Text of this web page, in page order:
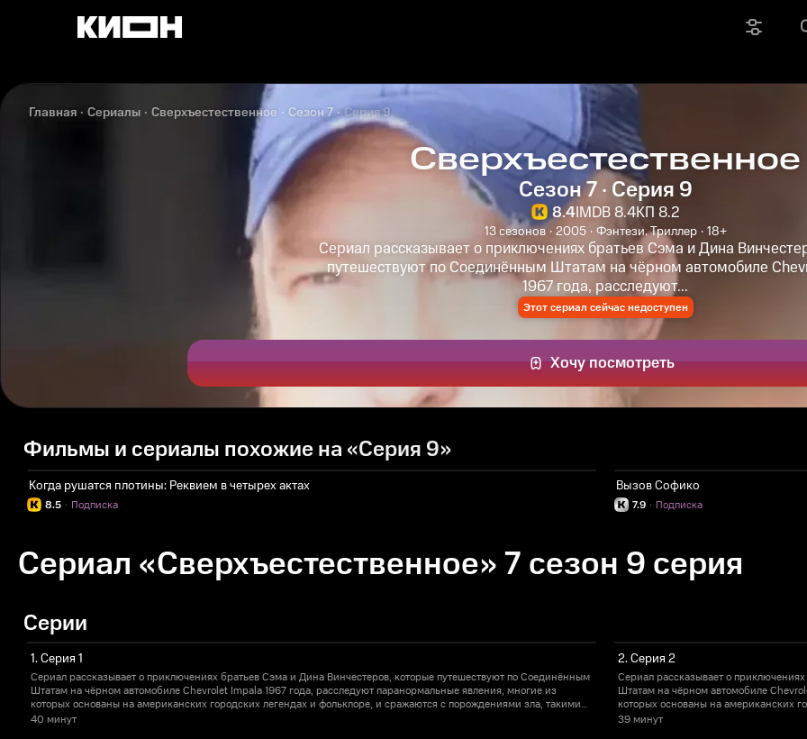
Главная Сериалы Сверхъестественное Сезон 7 Серия 9
Сверхъестественное
Сезон 7 · Серия 9
8.4IMDB 8.4КП 8.2
13 сезонов 2005 Фэнтези, Триллер 18+
Сериал рассказывает о приключениях братьев Сэма и Дина
путешествуют по Соединённым Штатам на чёрном автомобиле
1967 года, расследуют...
Этот сериал сейчас недоступен
Хочу посмотреть
Фильмы и сериалы похожие на «Серия 9»
Когда рушатся плотины: Реквием в четырех актах
8.5 Подписка
·
Вызов Софико
7.9 Подписка
·
Сериал «Сверхъестественное» 7 сезон 9 серия
Серии
1. Серия 1
Сериал рассказывает о приключениях братьев Сэма и Дина Винчестеров, которые путешествуют по Соединённым
Штатам на чёрном автомобиле Chevrolet Impala 1967 года, расследуют паранормальные явления, многие из
которых основаны на американских городских легендах и фольклоре, и сражаются с порождениями зла, такими
как демоны и призраки.
40 минут
2. Серия 2
Сериал рассказывает о
Штатам на чёрном автомобиле
которых основаны на американских
как демоны и призраки.
39 минут